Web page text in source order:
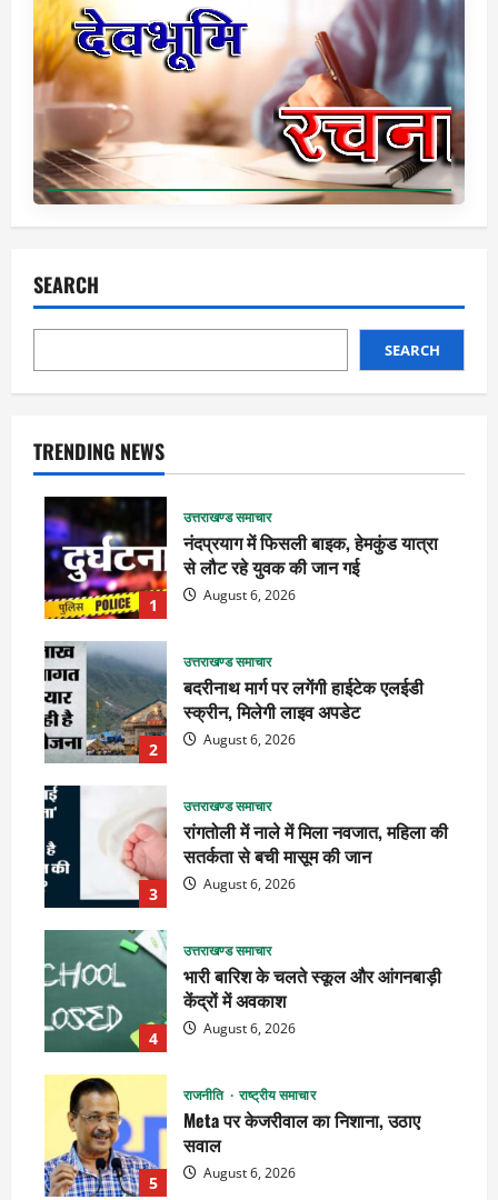
SEARCH
SEARCH
TRENDING NEWS
1
उत्तराखण्ड समाचार
नंदप्रयाग में फिसली बाइक, हेमकुंड यात्रा
से लौट रहे युवक की जान गई
August 6, 2026
2
उत्तराखण्ड समाचार
बदरीनाथ मार्ग पर लगेंगी हाईटेक एलईडी
स्क्रीन, मिलेगी लाइव अपडेट
August 6, 2026
3
उत्तराखण्ड समाचार
रांगतोली में नाले में मिला नवजात, महिला की
सतर्कता से बची मासूम की जान
August 6, 2026
4
उत्तराखण्ड समाचार
भारी बारिश के चलते स्कूल और आंगनबाड़ी
केंद्रों में अवकाश
August 6, 2026
5
राजनीति राष्ट्रीय समाचार
Meta पर केजरीवाल का निशाना, उठाए
सवाल
August 6, 2026